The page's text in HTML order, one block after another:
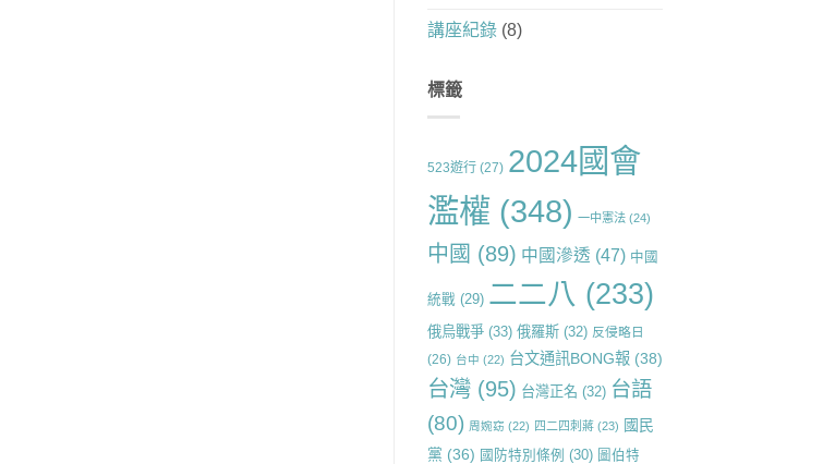
講座紀錄(8)
標籤
523遊行(27) 2024國會
濫權 (348) 一中憲法(24)
中國 (89) 中國滲透 (47) 中國
統戰(29) 二二八 (233)
俄烏戰爭(33) 俄羅斯(32) 反侵略日
(26) 台中 (22) 台文通訊BONG報(38)
台灣(95) 台灣正名 (32) 台語
(80) 周婉窈 (22) 四二四刺蔣(23) 國民
黨 (36) 國防特別條例 (30) 圖伯特